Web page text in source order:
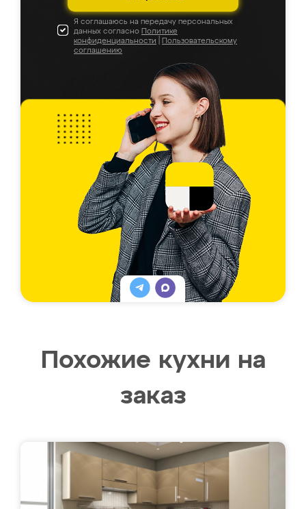
Я соглашаюсь на передачу персональных
данных согласно Политике
конфиденциальности
Пользовательскому
соглашению
Похожие кухни на
заказ